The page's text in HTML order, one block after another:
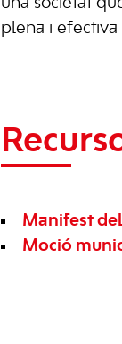
una societat
plena i efectiva
Manifest del
Moció